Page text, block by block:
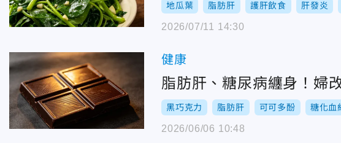
地瓜葉 脂肪肝 護肝飲食 肝發炎
2026/07/11 14:30
健康
脂肪肝、糖尿病纏身！婦
黑巧克力 脂肪肝 可可多酚 糖化血
2026/06/06 10:48